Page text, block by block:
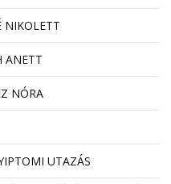
NIKOLETT
ANETT
NÓRA
UTAZÁS